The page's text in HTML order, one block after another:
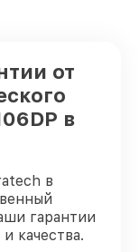
от
в
в
гарантии
качества.